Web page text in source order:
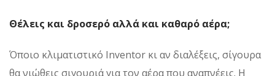
Θέλεις και δροσερό αλλά και καθαρό αέρα;
Όποιο κλιματιστικό Inventor κι αν διαλέξεις, σίγουρα
θα νιώθεις σιγουριά για τον αέρα που αναπνέεις. Η